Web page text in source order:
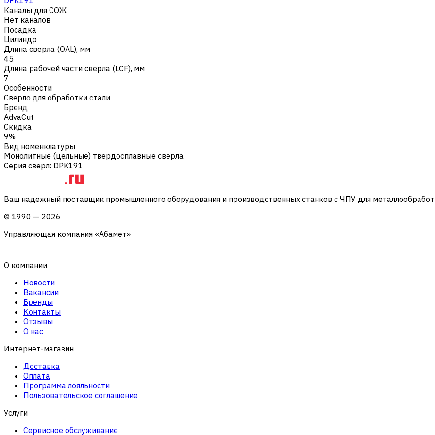
Каналы для СОЖ
Нет каналов
Посадка
Цилиндр
Длина сверла (OAL), мм
45
Длина рабочей части сверла (LCF), мм
7
Особенности
Сверло для обработки стали
Бренд
AdvaCut
Скидка
9%
Вид номенклатуры
Монолитные (цельные) твердосплавные сверла
Серия сверл: DPK191
Ваш надежный поставщик промышленного оборудования и производственных станков с ЧПУ для
© 1990 — 2026
Управляющая компания «Абамет»
О компании
Новости
Вакансии
Бренды
Контакты
Отзывы
О нас
Интернет-магазин
Доставка
Оплата
Программа лояльности
Пользовательское соглашение
Услуги
Сервисное обслуживание